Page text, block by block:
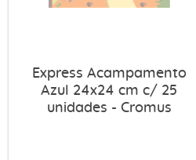
Express Acampamento
Azul 24x24 cm c/ 25
unidades - Cromus